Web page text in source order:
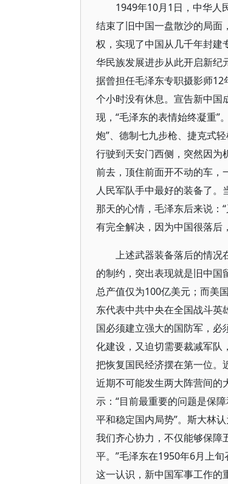
1949年10月1日，中华人
结束了旧中国一盘散沙的局面
权，实现了中国从几千年封建
华民族发展进步从此开启新纪
据曾担任毛泽东专职摄影师
个小时没有休息。宣告新中国
现，“毛泽东的表情始终凝重”
炮”、德制七九步枪、捷克式
行驶到天安门西侧，突然因为
前去，顶住前面开不动的车，
人民军队手中最好的装备了。
那天的心情，毛泽东后来说：
有完全解决，因为中国很落后
上述武器装备落后的情况
的制约，突出表现就是旧中国
总产值仅为100亿美元；而美
东代表中共中央在全国战斗英
国必须建立强大的国防军，必
化建设，又迫切需要裁减军队
把恢复国民经济摆在第一位。
近期不可能发生两大阵营间的
示：“目前最重要的问题是保
平和稳定国内局势”。斯大林
我们齐心协力，不仅能够保障
平。”毛泽东在1950年6月上
这一认识，新中国军事工作的